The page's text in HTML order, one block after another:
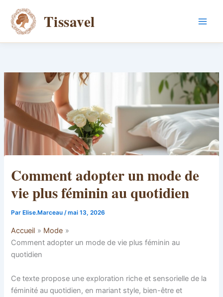
contenu
Tissavel
Comment adopter un mode de
vie plus féminin au quotidien
Par Elise.Marceau/mai 13, 2026
Accueil
Mode
Comment adopter un mode de vie plus féminin au
quotidien
Ce texte propose une exploration riche et sensorielle de la
féminité au quotidien, en mariant style, bien-être et